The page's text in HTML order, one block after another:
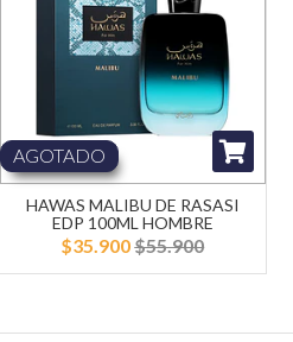
AGOTADO
HAWAS MALIBU DE RASASI
EDP 100ML HOMBRE
$35.900$55.900